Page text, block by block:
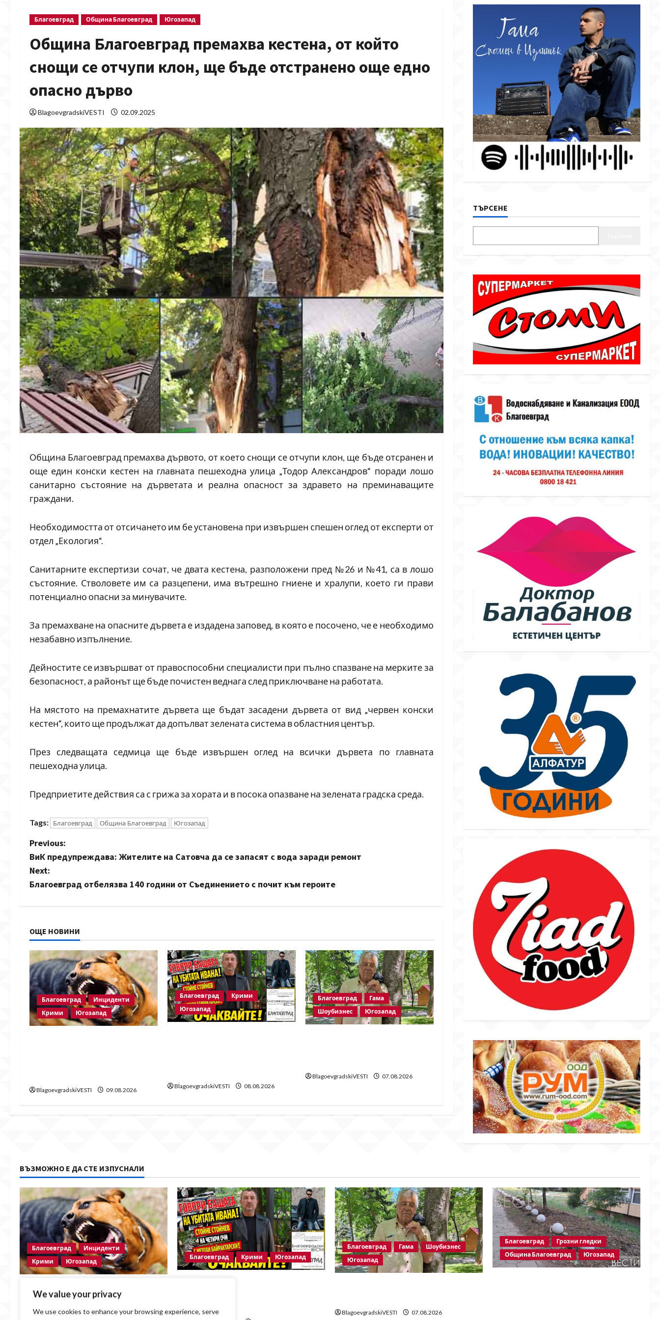
We value your privacy
We use cookies to enhance your browsing experience, serve
Благоевград Община Благоевград Югозапад
Община Благоевград премахва кестена, от който
снощи се отчупи клон, ще бъде отстранено още едно
опасно дърво
BlagoevgradskiVESTI 02.09.2025
Община Благоевград премахва дървото, от което снощи се отчупи клон, ще бъде отсранен и
още един конски кестен на главната пешеходна улица „Тодор Александров“ поради лошо
санитарно състояние на дърветата и реална опасност за здравето на преминаващите
граждани.
Необходимостта от отсичането им бе установена при извършен спешен оглед от експерти от
отдел „Екология“.
Санитарните експертизи сочат, че двата кестена, разположени пред №26 и №41, са в лошо
състояние. Стволовете им са разцепени, има вътрешно гниене и хралупи, което ги прави
потенциално опасни за минувачите.
За премахване на опасните дървета е издадена заповед, в която е посочено, че е необходимо
незабавно изпълнение.
Дейностите се извършват от правоспособни специалисти при пълно спазване на мерките за
безопасност, а районът ще бъде почистен веднага след приключване на работата.
На мястото на премахнатите дървета ще бъдат засадени дървета от вид „червен конски
кестен“, които ще продължат да допълват зелената система в областния център.
През следващата седмица ще бъде извършен оглед на всички дървета по главната
пешеходна улица.
Предприетите действия са с грижа за хората и в посока опазване на зелената градска среда.
Tags: Благоевград Община Благоевград Югозапад
P
o
s
n
a
v
i
g
a
o
Previous:
ВиК предупреждава: Жителите на Сатовча да се запасят с вода заради ремонт
Next:
Благоевград отбелязва 140 години от Съединението с почит към героите
ОЩЕ НОВИНИ
Благоевград
Инциденти
Крими
Югозапад
BlagoevgradskiVESTI 09.08.2026
Благоевград
Крими
Югозапад
BlagoevgradskiVESTI 08.08.2026
Благоевград
Гама
Шоубизнес
Югозапад
BlagoevgradskiVESTI 07.08.2026
ТЪРСЕНЕ
ВЪЗМОЖНО Е ДА СТЕ ИЗПУСНАЛИ
Благоевград
Инциденти
Крими
Югозапад
Кучета нападнаха жена и
домашния ѝ любимец в
благоевградския кв. „Еленово“
Благоевград Крими Югозапад
Методи Байрактарски!
Благоевград Гама
Шоубизнес
Югозапад
BlagoevgradskiVESTI 07.08.2026
Благоевград
Грозни гледки
Община Благоевград
Югозапад